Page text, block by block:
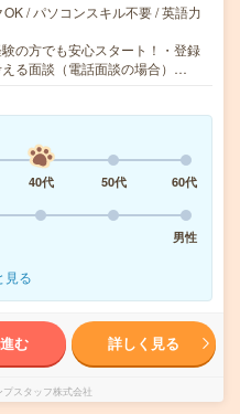
/ パソコンスキル不要 / 英語力
の方でも安心スタート！・登録
る面談（電話面談の場合）…
40代 50代
60代
男性
見る
む 詳しく見る
スタッフ株式会社